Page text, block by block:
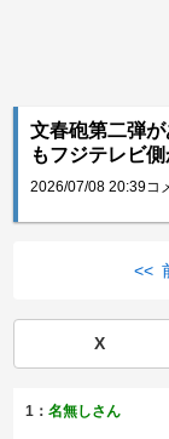
文春砲第二弾
もフジテレビ
2026/07/08 20:39コ
<<
X
1：名無しさん